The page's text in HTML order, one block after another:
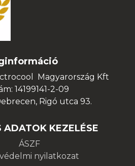
Magyarország Kft
14199141-2-09
Rigó utca 93.
ADATOK KEZELÉSE
ÁSZF
nyilatkozat